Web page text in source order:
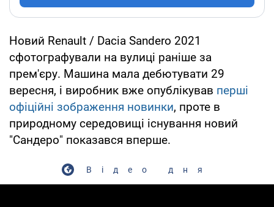
Новий Renault / Dacia Sandero 2021
сфотографували на вулиці раніше за
прем'єру. Машина мала дебютувати 29
вересня, і виробник вже опублікував перші
офіційні зображення новинки, проте в
природному середовищі існування новий
"Сандеро" показався вперше.
Відео дня